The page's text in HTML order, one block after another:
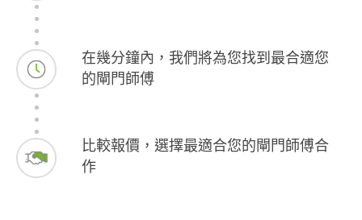
在幾分鐘內，我們將為您找到最合適您
的閘門師傅
比較報價，選擇最適合您的閘門師傅合
作